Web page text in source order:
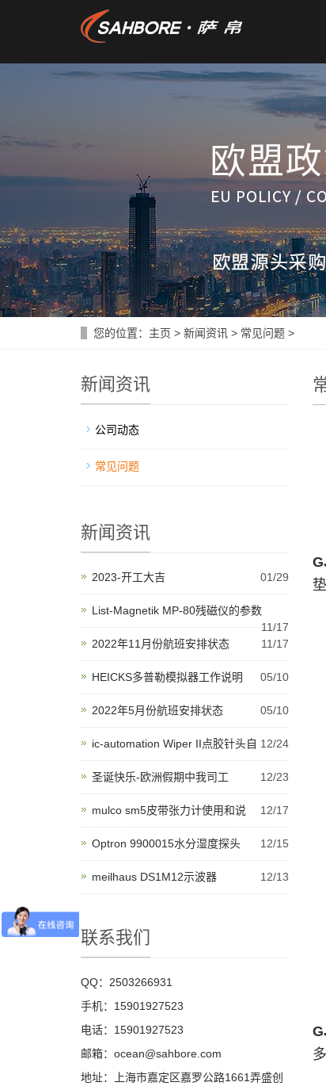
您的位置： 主页 > 新闻资讯 > 常见问题 >
新闻资讯
公司动态
常见问题
新闻资讯
2023-开工大吉 01/29
List-Magnetik MP-80残磁仪的参数
11/17
2022年11月份航班安排状态
11/17
HEICKS多普勒模拟器工作说明 05/10
2022年5月份航班安排状态 05/10
ic-automation Wiper II点胶针头自 12/24
圣诞快乐-欧洲假期中我司工 12/23
mulco sm5皮带张力计使用和说 12/17
Optron 9900015水分湿度探头 12/15
meilhaus DS1M12示波器 12/13
联系我们
QQ：2503266931
手机：15901927523
电话：15901927523
邮箱：ocean@sahbore.com
地址：上海市嘉定区嘉罗公路1661弄盛创